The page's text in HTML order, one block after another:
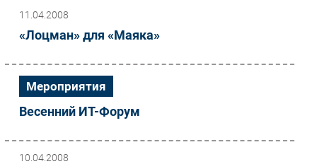
11.04.2008
«Лоцман» для «Маяка»
Мероприятия
Весенний ИТ-Форум
10.04.2008